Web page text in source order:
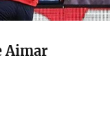
Aimar